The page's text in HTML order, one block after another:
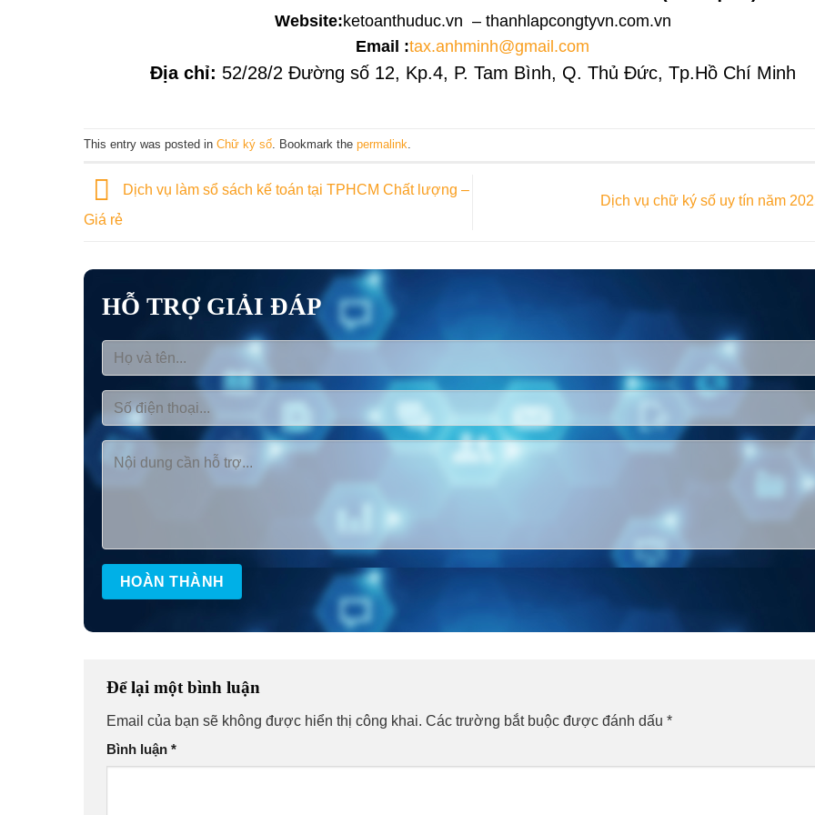
Website:ketoanthuduc.vn – thanhlapcongtyvn.com.vn
Email :tax.anhminh@gmail.com
Địa chỉ: 52/28/2 Đường số 12, Kp.4, P. Tam Bình, Q. Thủ Đức, Tp.Hồ Chí Minh
This entry was posted in Chữ ký số . Bookmark the permalink
Dịch vụ làm sổ sách kế toán tại TPHCM Chất lượng –
Giá rẻ
Dịch vụ chữ ký số uy tín năm
HỖ TRỢ GIẢI ĐÁP
Để lại một bình luận
Email của bạn sẽ không được hiển thị công khai. Các trường bắt buộc được đánh dấu *
Bình luận *